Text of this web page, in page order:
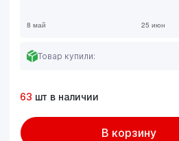
Товар купили:
63 шт в наличии
В корзину